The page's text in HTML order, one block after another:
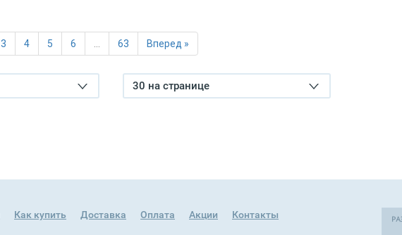
3 4 5 6 63 Вперед »
30 на странице
Как купить Доставка Оплата Акции Контакты